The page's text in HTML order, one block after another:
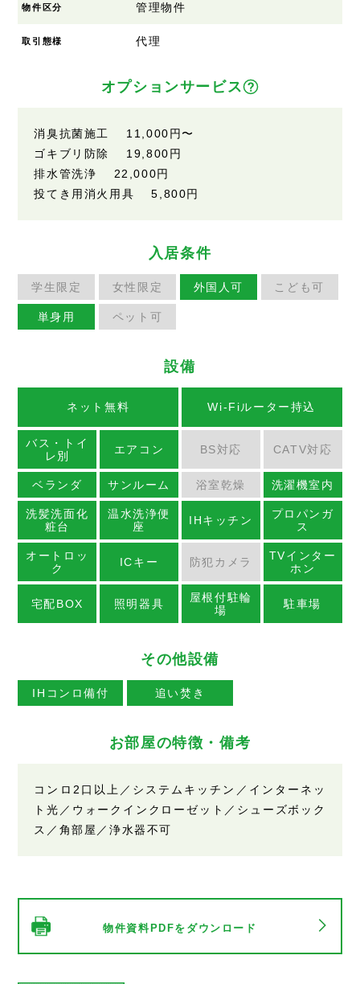
物件区分 管理物件
取引態様 代理
オプションサービス
消臭抗菌施工 11,000円 〜
ゴキブリ防除 19,800円
排水管洗浄 22,000円
投てき用消火用具5,800円
入居条件
学生限定 女性限定 外国人可 こども可
単身用 ペット可
設備
ネット無料 Wi-Fiルーター持込
バス・トイ
レ別
エアコン BS対応 CATV対応
ベランダ サンルーム 浴室乾燥 洗濯機室内
洗髪洗面化
粧台
温水洗浄便
座
IHキッチン
プロパンガ
ス
オートロッ
ク
ICキー 防犯カメラ
TVインター
ホン
宅配BOX 照明器具
屋根付駐輪
場
駐車場
その他設備
IHコンロ備付 追い焚き
お部屋の特徴・備考
コンロ2口以上／システムキッチン／インターネッ
ト光／ウォークインクローゼット／シューズボック
ス／角部屋／浄水器不可
物件資料PDFをダウンロード